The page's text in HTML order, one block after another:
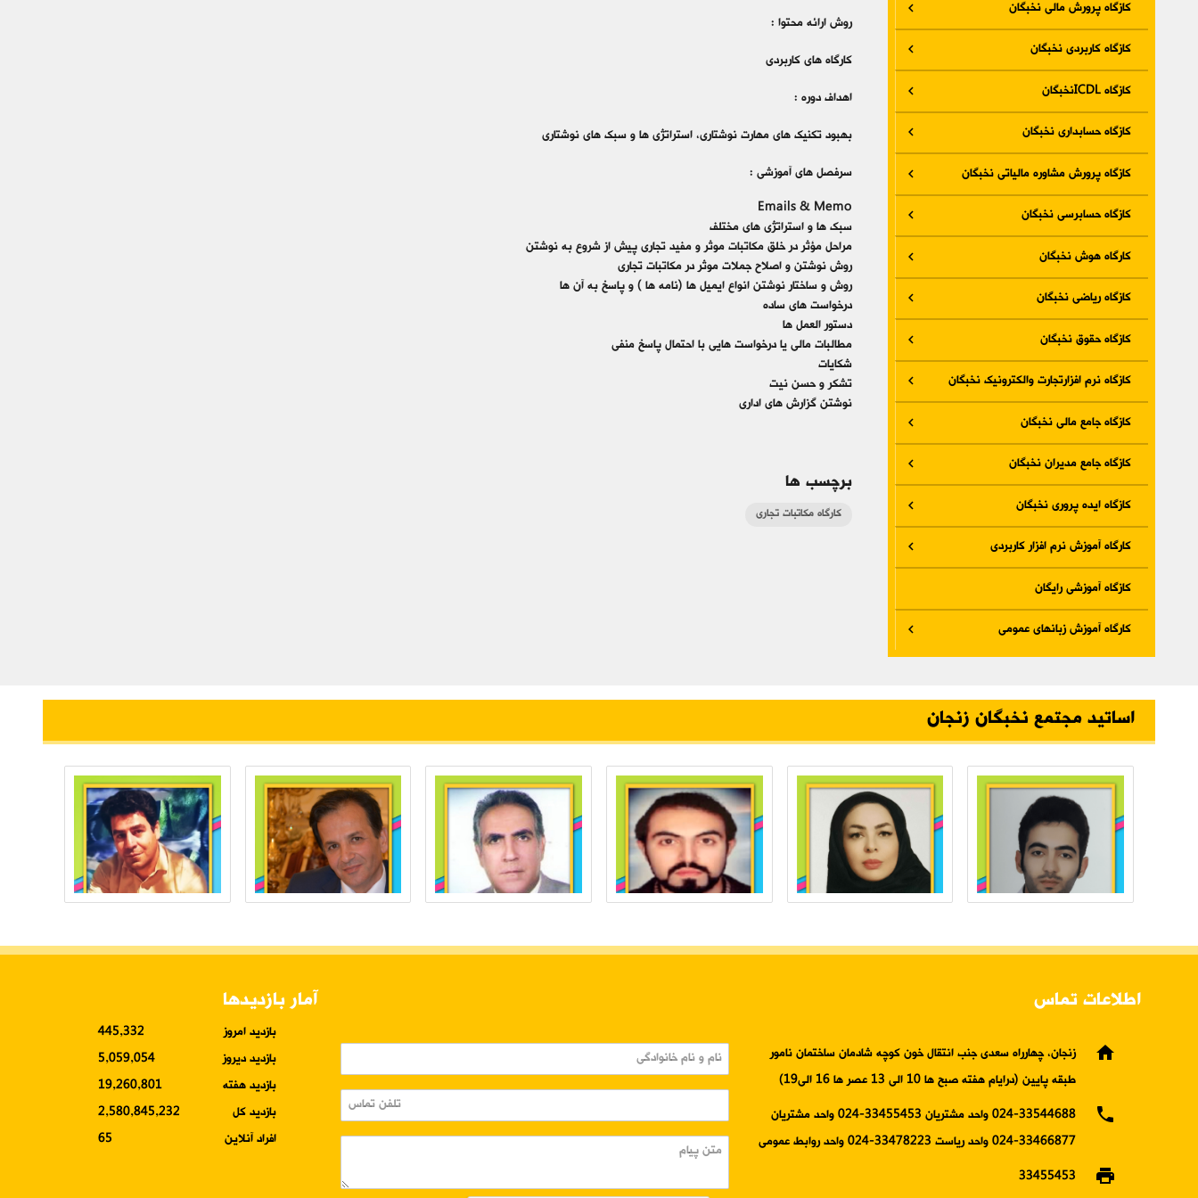
کازگاه پرورش مالی نخبگان
کازگاه کاربردی نخبگان
کازگاه ICDLنخبگان
کازگاه حسابداری نخبگان
کازگاه پرورش مشاوره مالیاتی نخبگان
کازگاه حسابرسی نخبگان
کارگاه هوش نخبگان
کازگاه ریاضی نخبگان
کازگاه حقوق نخبگان
کازگاه نرم افزارتجارت والکترونیک نخبگان
کازگاه جامع مالی نخبگان
کازگاه جامع مدیران نخبگان
کازگاه ایده پروری نخبگان
کارگاه آموزش نرم افزار کاربردی
کازگاه آموزشی رایگان
کارگاه آموزش زبانهای عمومی
روش ارائه محتوا :
کارگاه های کاربردی
اهداف دوره :
بهبود تکنیک های مهارت نوشتاری، استراتژی ها و سبک های نوشتاری
سرفصل های آموزشی :
Emails & Memo
سبک ها و استراتژی های مختلف
مراحل مؤثر در خلق مکاتبات موثر و مفید تجاری پیش از شروع به نوشتن
روش نوشتن و اصلاح جملات موثر در مکاتبات تجاری
روش و ساختار نوشتن انواع ایمیل ها (نامه ها ) و پاسخ به آن ها
درخواست های ساده
دستور العمل ها
مطالبات مالی یا درخواست هایی با احتمال پاسخ منفی
شکایات
تشکر و حسن نیت
نوشتن گزارش های اداری
برچسب ها
کارگاه مکاتبات تجاری
اساتید مجتمع نخبگان زنجان
اطلاعات تماس
home
زنجان، چهارراه سعدی جنب انتقال خون کوچه شادمان ساختمان نامور
طبقه پایین (درایام هفته صبح ها 10 الی 13 عصر ها 16 الی19)
phone
024-33544688 واحد مشتریان 33455453-024 واحد مشتریان
33466877-024 واحد ریاست 33478223-024 واحد روابط عمومی
print
33455453
آمار بازدیدها
بازدید امروز
445,332
بازدید دیروز
5,059,054
بازدید هفته
19,260,801
بازدید کل
2,580,845,232
افراد آنلاین
65